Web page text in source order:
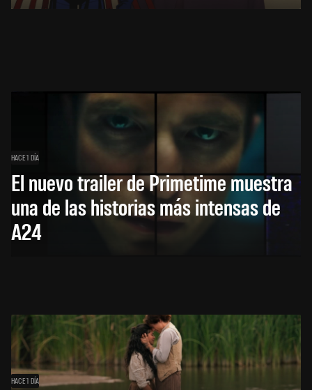
HACE 1 DÍA
El nuevo trailer de Primetime muestra
una de las historias más intensas de
A24
HACE 1 DÍA